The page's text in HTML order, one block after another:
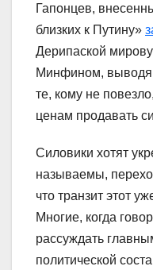
Гапонцев,
близких к Путину»
Дерипаской
Минфином,
те, кому не
ценам продавать
Силовики хотят
называемы,
что транзит этот
Многие, когда
рассуждать
политической